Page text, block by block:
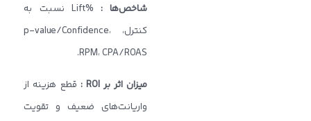
شاخص‌ها :
%Lift نسبت به
کنترل، p-value/Confidence،
RPM، CPA/ROAS.
میزان اثر بر ROI
: قطع هزینه از
واریانت‌های ضعیف و تقویت